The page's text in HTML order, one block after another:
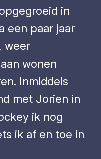
in
een paar jaar
weer
wonen
Inmiddels
met Jorien in
ik nog
ik af en toe in